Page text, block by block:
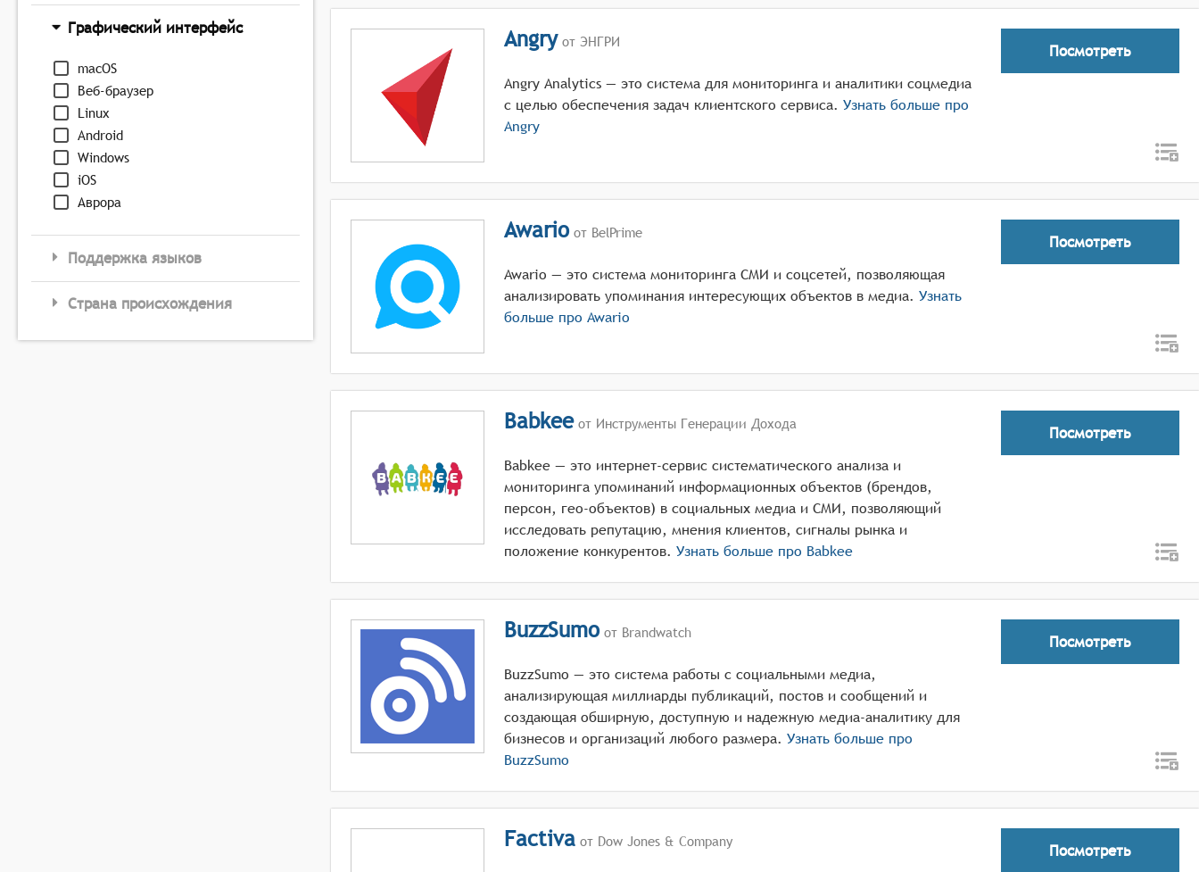
Графический интерфейс
macOS
Веб-браузер
Linux
Android
Windows
iOS
Аврора
Поддержка языков
Страна происхождения
Angry от ЭНГРИ
Angry Analytics — это система для мониторинга и аналитики соцмедиа
с целью обеспечения задач клиентского сервиса. Узнать больше про
Angry
Посмотреть
Awario от BelPrime
Awario — это система мониторинга СМИ и соцсетей, позволяющая
анализировать упоминания интересующих объектов в медиа. Узнать
больше про Awario
Посмотреть
Babkeeот Инструменты Генерации Дохода
Babkee — это интернет-сервис систематического анализа и
мониторинга упоминаний информационных объектов (брендов,
персон, гео-объектов) в социальных медиа и СМИ, позволяющий
исследовать репутацию, мнения клиентов, сигналы рынка и
положение конкурентов. Узнать больше про Babkee
Посмотреть
BuzzSumo от Brandwatch
BuzzSumo — это система работы с социальными медиа,
анализирующая миллиарды публикаций, постов и сообщений и
создающая обширную, доступную и надежную медиа-аналитику для
бизнесов и организаций любого размера. Узнать больше про
BuzzSumo
Посмотреть
Factiva от Dow Jones & Company Посмотреть